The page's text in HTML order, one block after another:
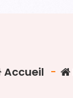
Accueil -